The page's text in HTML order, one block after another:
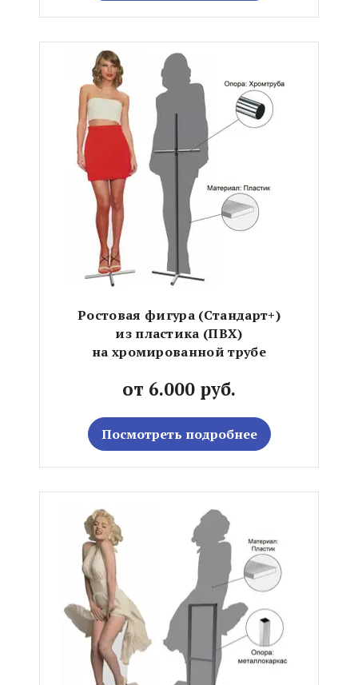
Ростовая фигура (Стандарт+)
из пластика (ПВХ)
на хромированной трубе
от 6.000 руб.
Посмотреть подробнее